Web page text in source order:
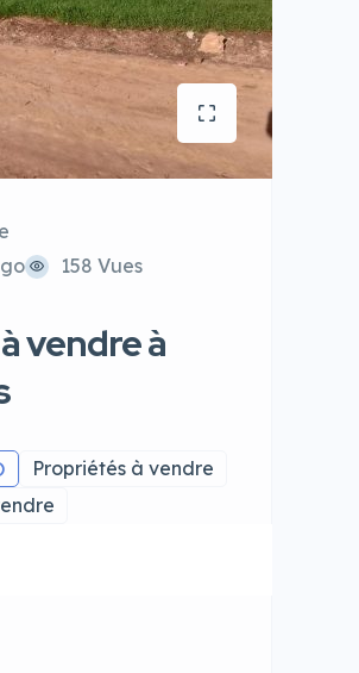
158 Vues
vendre à
Propriétés à vendre